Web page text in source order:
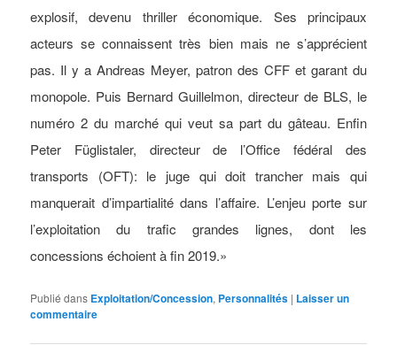
explosif, devenu thriller économique. Ses principaux
acteurs se connaissent très bien mais ne s’apprécient
pas. Il y a Andreas Meyer, patron des CFF et garant du
monopole. Puis Bernard Guillelmon, directeur de BLS, le
numéro 2 du marché qui veut sa part du gâteau. Enfin
Peter Füglistaler, directeur de l’Office fédéral des
transports (OFT): le juge qui doit trancher mais qui
manquerait d’impartialité dans l’affaire. L’enjeu porte sur
l’exploitation du trafic grandes lignes, dont les
concessions échoient à fin 2019.»
Publié dans Exploitation/Concession, Personnalités | Laisser un
commentaire